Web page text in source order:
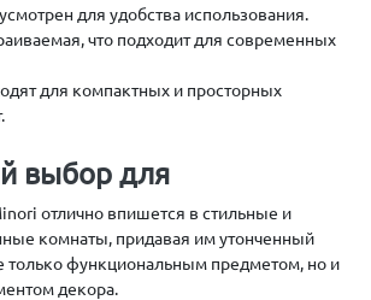
для удобства использования.
что подходит для современных
для компактных и просторных
выбор для
отлично впишется в стильные и
комнаты, придавая им утонченный
только функциональным предметом, но и
декора.